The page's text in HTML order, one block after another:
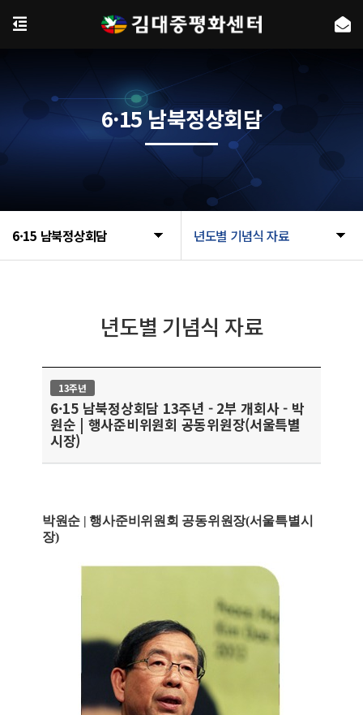
6·15 남북정상회담 년도별 기념식 자료
6·15 남북정상회담
년도별 기념식 자료
13주년
6·15 남북정상회담 13주년 - 2부 개회사 - 박
원순 | 행사준비위원회 공동위원장(서울특별
시장)
박원순 | 행사준비위원회 공동위원장(서울특별시
장)